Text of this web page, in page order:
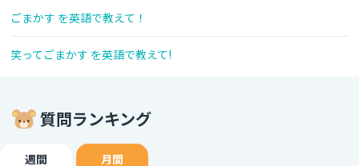
ごまかす を英語で教えて！
笑ってごまかす を英語で教えて!
質問ランキング
週間 月間